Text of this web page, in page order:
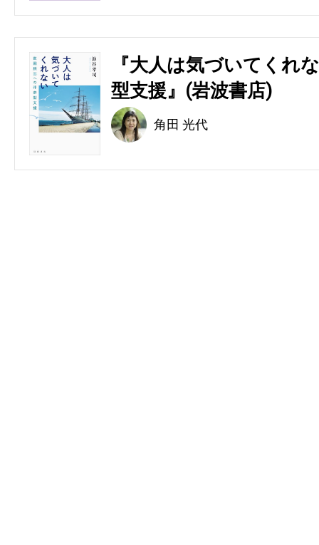
『大人は気づいてくれ
型支援』(岩波書店)
角田 光代